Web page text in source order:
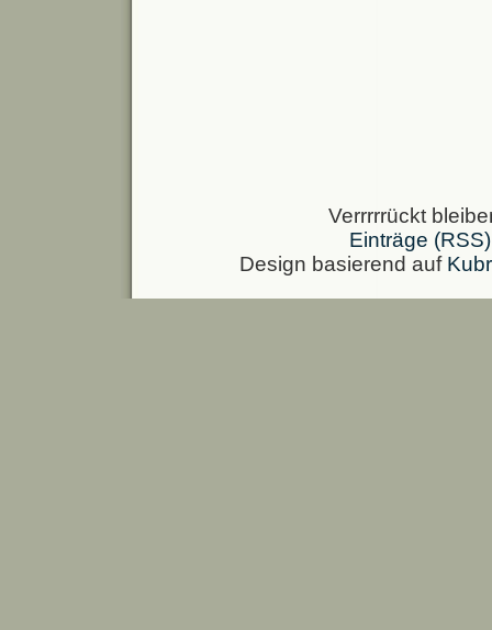
Verrrrrückt
Einträge (RSS)
Design basierend auf